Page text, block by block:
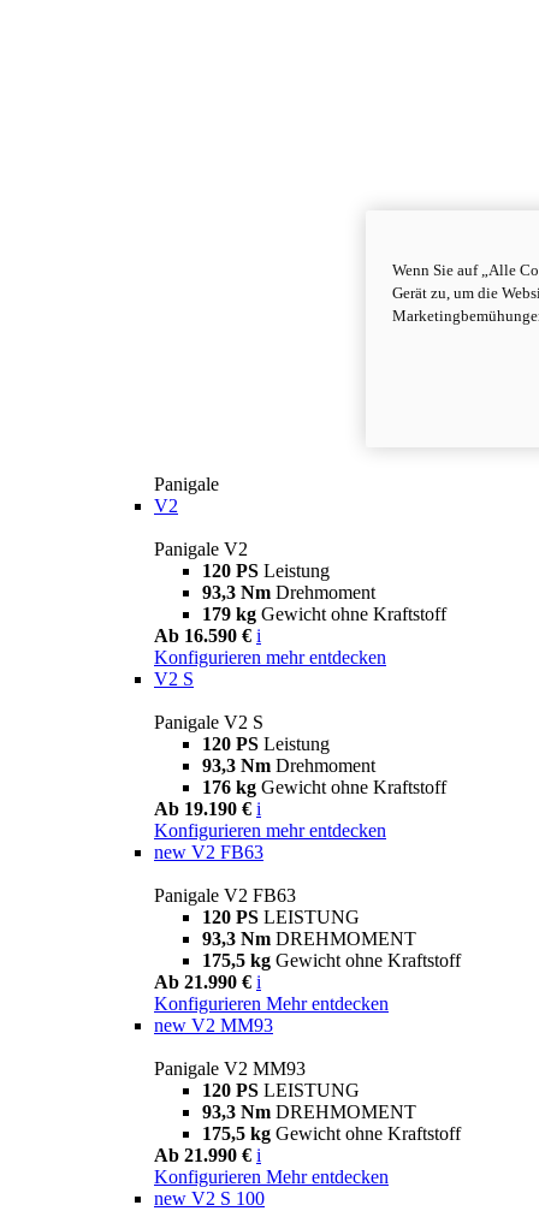
Panigale
V2
Panigale V2
120 PS Leistung
93,3 Nm Drehmoment
179 kg Gewicht ohne Kraftstoff
Ab 16.590 € i
Konfigurieren mehr entdecken
V2 S
Panigale V2 S
120 PS Leistung
93,3 Nm Drehmoment
176 kg Gewicht ohne Kraftstoff
Ab 19.190 € i
Konfigurieren mehr entdecken
new V2 FB63
Panigale V2 FB63
120 PS LEISTUNG
93,3 Nm DREHMOMENT
175,5 kg Gewicht ohne Kraftstoff
Ab 21.990 € i
Konfigurieren Mehr entdecken
new V2 MM93
Panigale V2 MM93
120 PS LEISTUNG
93,3 Nm DREHMOMENT
175,5 kg Gewicht ohne Kraftstoff
Ab 21.990 € i
Konfigurieren Mehr entdecken
new V2 S 100
Wenn Sie auf „Alle
Gerät zu, um die